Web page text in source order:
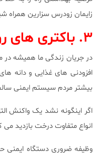
زایمان زودرس سزارین همراه
۳. باکتری های روده سیستم ایمنی را متعادل نگه می دارند.
در جریان زندگی ما همیشه در
افزودنی های غذایی و دانه
بیشتر مردم سیستم ایمنی
اگر اینگونه نشد یک واکنش
انواع متفاوت درخت بازدید می
وظیفه ضروری دستگاه